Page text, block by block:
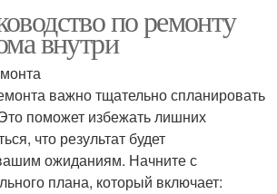
по ремонту
внутри
важно тщательно спланировать
поможет избежать лишних
что результат будет
ожиданиям. Начните с
плана, который включает: